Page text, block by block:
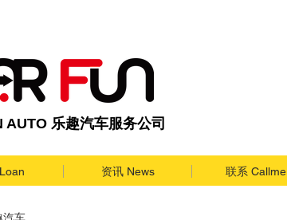
AUTO 乐趣汽车服务公司
资讯 News 联系 Callme
汽车